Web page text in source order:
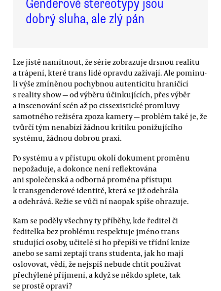
dobrý sluha, ale zlý pán
Lze jistě namítnout, že série zobrazuje drsnou realitu
a trápení, které trans lidé opravdu zažívají. Ale pominu-
li výše zmíněnou pochybnou autenticitu hraničící
s reality show — od výběru účinkujících, přes výběr
a inscenování scén až po cissexistické promluvy
samotného režiséra zpoza kamery — problém také je, že
tvůrčí tým nenabízí žádnou kritiku ponižujícího
systému, žádnou dobrou praxi.
Po systému a v přístupu okolí dokument proměnu
nepožaduje, a dokonce není reflektována
ani společenská a odborná proměna přístupu
k transgenderové identitě, která se již odehrála
a odehrává. Režie se vůči ní naopak spíše ohrazuje.
Kam se poděly všechny ty příběhy, kde ředitel či
ředitelka bez problému respektuje jméno trans
studující osoby, učitelé si ho přepíší ve třídní knize
anebo se sami zeptají trans studenta, jak ho mají
oslovovat, vědí, že nejspíš nebude chtít používat
přechýlené příjmení, a když se někdo splete, tak
se prostě opraví?